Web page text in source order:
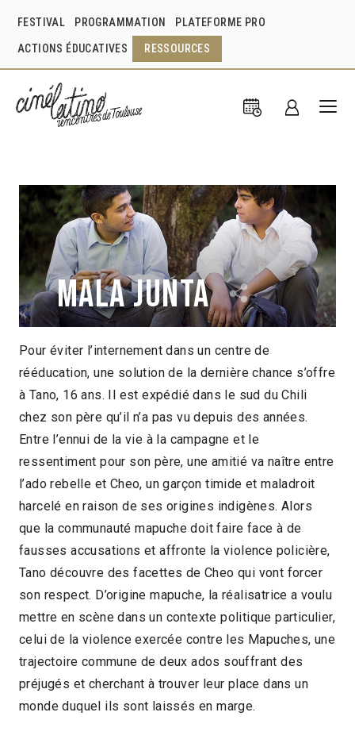
FESTIVAL PROGRAMMATION PLATEFORME PRO
ACTIONS ÉDUCATIVES RESSOURCES
Mala junta
Claudia Huaiquimilla Chili 2016
1h29
voix et regards des cinéastes autochtones
2025 > Panorama des associations
Pour éviter l’internement dans un centre de
rééducation, une solution de la dernière chance s’offre
à Tano, 16 ans. Il est expédié dans le sud du Chili
chez son père qu’il n’a pas vu depuis des années.
Entre l’ennui de la vie à la campagne et le
ressentiment pour son père, une amitié va naître entre
l’ado rebelle et Cheo, un garçon timide et maladroit
harcelé en raison de ses origines indigènes. Alors
que la communauté mapuche doit faire face à de
fausses accusations et affronte la violence policière,
Tano découvre des facettes de Cheo qui vont forcer
son respect. D’origine mapuche, la réalisatrice a voulu
mettre en scène dans un contexte politique particulier,
celui de la violence exercée contre les Mapuches, une
trajectoire commune de deux ados souffrant des
préjugés et cherchant à trouver leur place dans un
monde duquel ils sont laissés en marge.